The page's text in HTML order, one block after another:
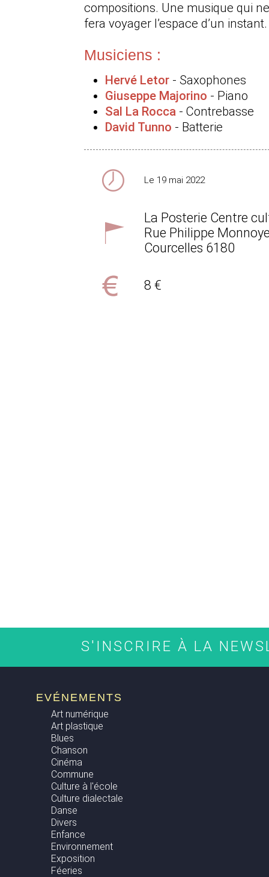
compositions. Une musique qui
fera voyager l’espace d’un instant.
Musiciens :
Hervé Letor - Saxophones
Giuseppe Majorino - Piano
Sal La Rocca - Contrebasse
David Tunno - Batterie
Le 19 mai 2022
La Posterie Centre
Rue Philippe
Courcelles 6180
8 €
S'INSCRIRE À LA
EVÉNEMENTS
Art numérique
Art plastique
Blues
Chanson
Cinéma
Commune
Culture à l'école
Culture dialectale
Danse
Divers
Enfance
Environnement
Exposition
Féeries